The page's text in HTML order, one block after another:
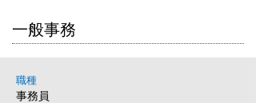
一般事務
職種
事務員